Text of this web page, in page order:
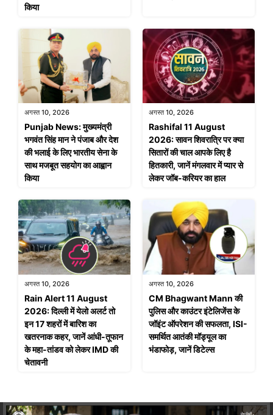
किया
अगस्त 10, 2026
Punjab News: मुख्यमंत्री
भगवंत सिंह मान ने पंजाब और देश
की भलाई के लिए भारतीय सेना के
साथ मजबूत सहयोग का आह्वान
किया
अगस्त 10, 2026
Rashifal 11 August
2026: सावन शिवरात्रि पर क्या
सितारों की चाल आपके लिए है
हितकारी, जानें मंगलवार में प्यार से
लेकर जॉब-करियर का हाल
अगस्त 10, 2026
Rain Alert 11 August
2026: दिल्ली में येलो अलर्ट तो
इन 17 शहरों में बारिश का
खतरनाक कहर, जानें आंधी-तूफान
के महा-तांडव को लेकर IMD की
चेतावनी
अगस्त 10, 2026
CM Bhagwant Mann की
पुलिस और काउंटर इंटेलिजेंस के
जॉइंट ऑपरेशन की सफलता, ISI-
समर्थित आतंकी मॉड्यूल का
भंडाफोड़, जानें डिटेल्स